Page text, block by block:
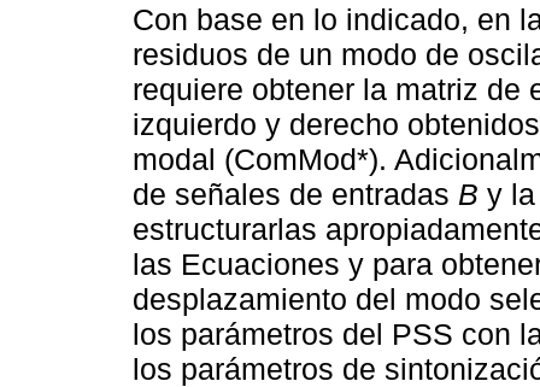
Con base en lo indicado, en
residuos de un modo de
requiere obtener la matriz de
izquierdo y derecho
modal (ComMod*).
de señales de entradas B y
estructurarlas
las Ecuaciones y para
desplazamiento del modo
los parámetros del PSS con
los parámetros de